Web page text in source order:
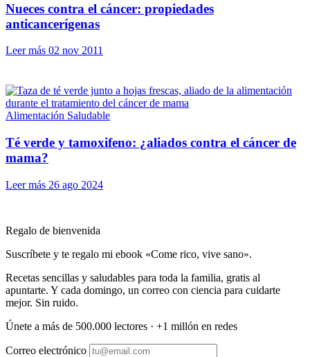
Nueces contra el cáncer: propiedades
anticancerígenas
Leer más 02 nov 2011
Alimentación Saludable
Té verde y tamoxifeno: ¿aliados contra el cáncer de
mama?
Leer más 26 ago 2024
Regalo de bienvenida
Suscríbete y te regalo mi ebook «Come rico, vive sano».
Recetas sencillas y saludables para toda la familia, gratis al
apuntarte. Y cada domingo, un correo con ciencia para cuidarte
mejor. Sin ruido.
Únete a más de 500.000 lectores · +1 millón en redes
Correo electrónico